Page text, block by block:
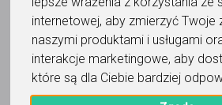
internetowej, aby zmierzyć Twoje
naszymi produktami i usługami
interakcje marketingowe, aby
które są dla Ciebie bardziej
język polski dla cudzoziemców
Barth
9-jährige Erfahrung als Deutsch- und
Fächer: Deutsch als Fremdsprache,
Polnisch. Polnisch ist meine